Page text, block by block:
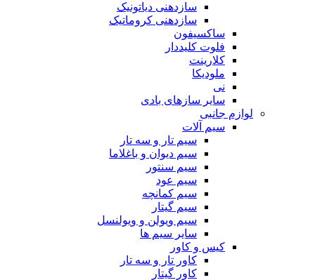
سازدهنی دیاتونیک
سازدهنی کروماتیک
ساکسیفون
فلوت کلیددار
کلارینت
ملودیکا
نی
سایر سازهای بادی
لوازم جانبی
سیم آلات
سیم تار و سه تار
سیم دیوان و باغلاما
سیم سنتور
سیم عود
سیم کمانچه
سیم گیتار
سیم ویولن و ویولنسل
سایر سیم ها
کیس و کاور
کاور تار و سه تار
کاور گیتار